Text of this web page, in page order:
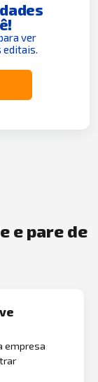
ver
editais.
e pare de
empresa